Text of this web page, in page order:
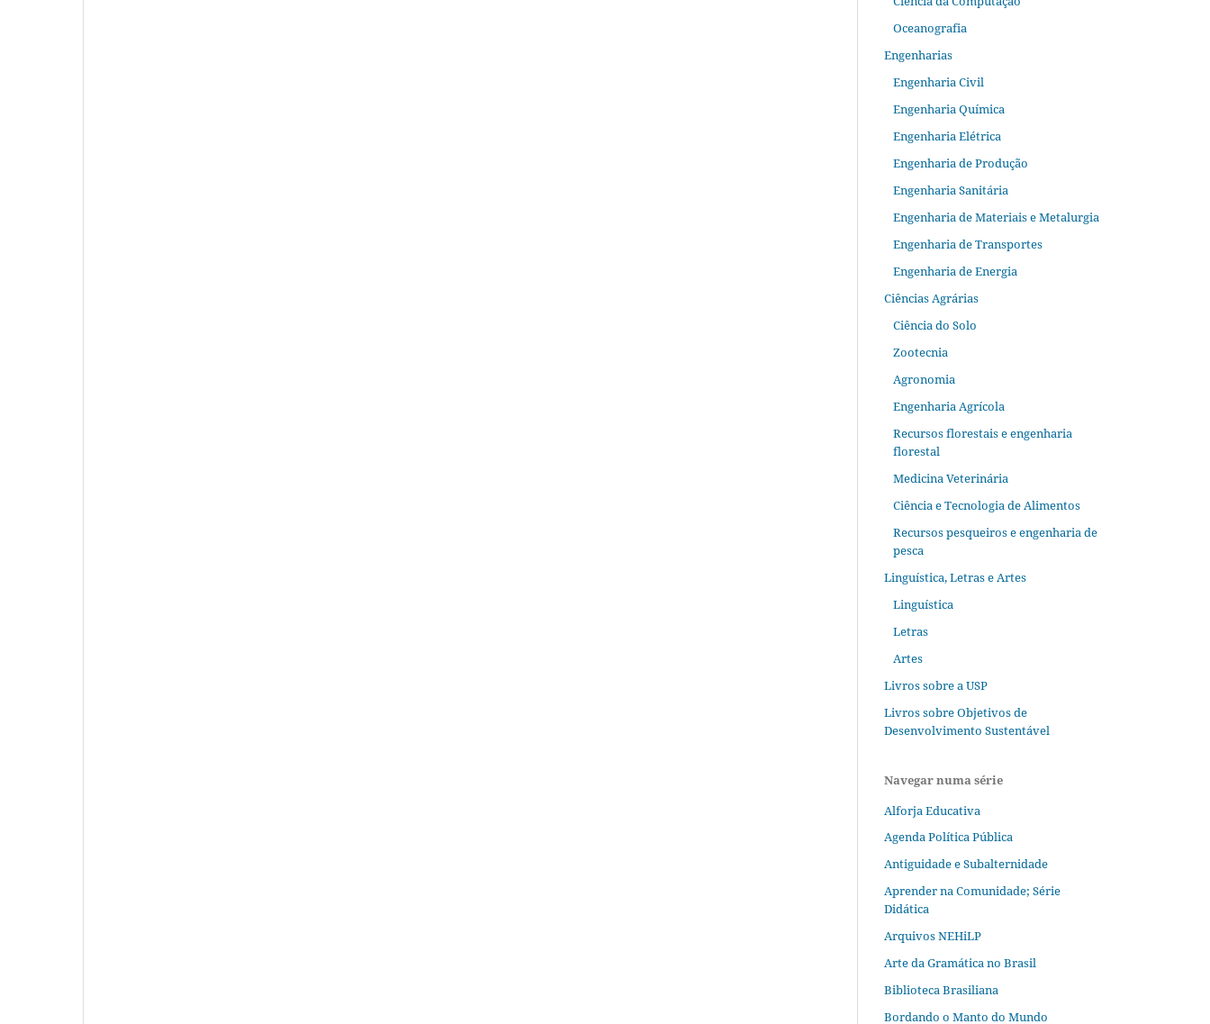
Oceanografia
Engenharias
Engenharia Civil
Engenharia Química
Engenharia Elétrica
Engenharia de Produção
Engenharia Sanitária
Engenharia de Materiais e Metalurgia
Engenharia de Transportes
Engenharia de Energia
Ciências Agrárias
Ciência do Solo
Zootecnia
Agronomia
Engenharia Agrícola
Recursos florestais e engenharia
florestal
Medicina Veterinária
Ciência e Tecnologia de Alimentos
Recursos pesqueiros e engenharia de
pesca
Linguística, Letras e Artes
Linguística
Letras
Artes
Livros sobre a USP
Livros sobre Objetivos de
Desenvolvimento Sustentável
Navegar numa série
Alforja Educativa
Agenda Política Pública
Antiguidade e Subalternidade
Aprender na Comunidade; Série
Didática
Arquivos NEHiLP
Arte da Gramática no Brasil
Biblioteca Brasiliana
Bordando o Manto do Mundo